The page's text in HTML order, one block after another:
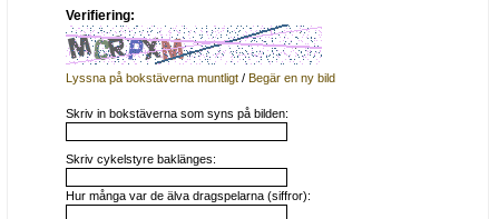
Verifiering:
Lyssna på bokstäverna muntligt /Begär en ny bild
Skriv in bokstäverna som syns på bilden:
Skriv cykelstyre baklänges:
Hur många var de älva dragspelarna (siffror):